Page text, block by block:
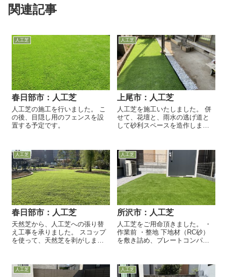
関連記事
人工芝
春日部市：人工芝
人工芝の施工を行いました。 こ
の後、目隠し用のフェンスを設
置する予定です。
人工芝
上尾市：人工芝
人工芝を施工いたしました。 併
せて、花壇と、雨水の逃げ道と
して砂利スペースを造作しまし
人工芝
春日部市：人工芝
天然芝から、人工芝への張り替
え工事を承りました。 スコップ
を使って、天然芝を剥がしま
転圧（締め固める）します。
強...
人工芝
所沢市：人工芝
人工芝をご用命頂きました。 ・
作業前 ・整地 下地材（RC砂）
を敷き詰め、プレートコンパク
0.4ミリ厚の不織布防草シー...
人工芝 人工芝